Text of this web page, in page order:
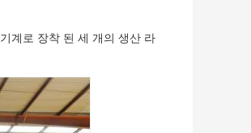
계로 장착 된 세 개의 생산 라